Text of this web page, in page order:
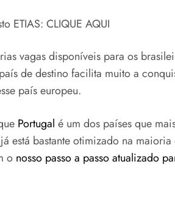
ETIAS: CLIQUE AQUI
vagas disponíveis para os
de destino facilita muito a
país europeu.
Portugal é um dos países que
está bastante otimizado na
o nosso passo a passo atualizado